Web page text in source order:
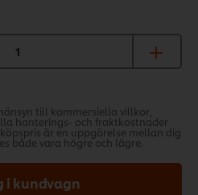
till kommersiella villkor,
hanterings- och fraktkostnader
är en uppgörelse mellan dig
både vara högre och lägre.
i kundvagn